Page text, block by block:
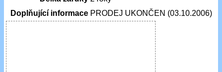
Doplňující informace PRODEJ UKONČEN (03.10.2006)